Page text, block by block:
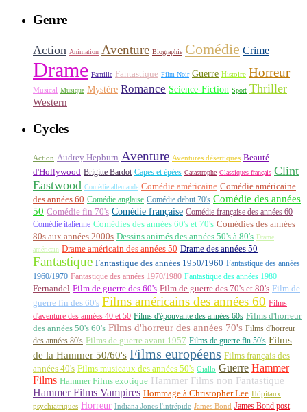
Genre
Action Animation Aventure Biographie Comédie Crime
Drame Famille Fantastique Film-Noir Guerre Histoire Horreur
Musical Musique Mystère Romance Science-Fiction Sport Thriller
Western
Cycles
Action Audrey Hepburn Aventure Aventures désertiques Beauté
d'Hollywood Brigitte Bardot Capes et épées Catastrophe Classiques français Clint
Eastwood Comédie allemande Comédie américaine Comédie américaine
des années 60 Comédie anglaise Comédie début 70's Comédie des années
50 Comédie fin 70's Comédie française Comédie française des années 60
Comédie italienne Comédies des années 60's et 70's Comédies des années
80s aux années 2000s Dessins animés des années 50's à 80's Drame
américain Drame américain des années 50 Drame des années 50
Fantastique Fantastique des années 1950/1960 Fantastique des années
1960/1970 Fantastique des années 1970/1980 Fantastique des années 1980
Fernandel Film de guerre des 60's Film de guerre des 70's et 80's Film de
guerre fin des 60's Films américains des années 60 Films
d'aventure des années 40 et 50 Films d'épouvante des années 60s Films d'horreur
des années 50's 60's Films d'horreur des années 70's Films d'horreur
des années 80's Films de guerre avant 1957 Films de guerre fin 50's Films
de la Hammer 50/60's Films européens Films français des
années 40's Films musicaux des années 50's Giallo Guerre Hammer
Films Hammer Films exotique Hammer Films non Fantastique
Hammer Films Vampires Hommage à Christopher Lee Hôpitaux
psychiatriques Horreur Indiana Jones l'intrépide James Bond James Bond post